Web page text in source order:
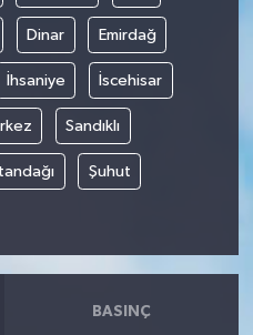
Dinar Emirdağ
İhsaniye İscehisar
Sandıklı
Şuhut
BASINÇ